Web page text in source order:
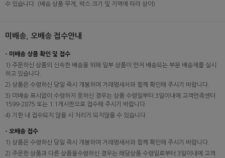
수 있습니다. (배송 상품 무게, 박스 크기 및 지역에 따라 상이)
미배송, 오배송 접수안내
- 미배송 상품 확인 및 접수
1) 주문하신 상품의 신속한 배송을 위해 일부 상품이 먼저 배송되는 부분 배송제를 실시
하고 있습니다.
2) 상품은 수령하신 당일 즉시 개봉하여 거래명세서와 함께 확인해 주시기 바랍니다.
3) 미배송 표시없이 수령하지 못하신 경우는 상품 수령일부터 3일이내에 고객만족센터
1599-2875 또는 1:1게시판으로 접수해 주시기 바랍니다.
4) 기한 내 접수되지 않을 시 처리가 되지않을 수 있습니다.
- 오배송 접수
1) 상품은 수령하신 당일 즉시 개봉하여 거래명세서와 함께 확인해 주시기 바랍니다.
2) 주문한 상품과 다른 상품을수령하신 경우는 해당상품 수령일로부터 3일이내에 고객